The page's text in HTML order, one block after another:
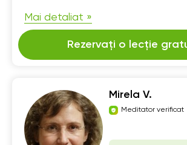
Mai detaliat »
Rezervați o lecție
Mirela V.
Meditator verificat